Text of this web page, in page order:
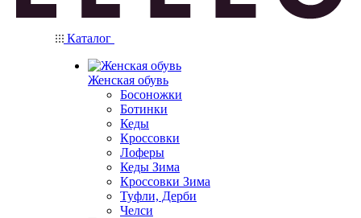
Каталог
Женская обувь
Босоножки
Ботинки
Кеды
Кроссовки
Лоферы
Кеды Зима
Кроссовки Зима
Туфли, Дерби
Челси